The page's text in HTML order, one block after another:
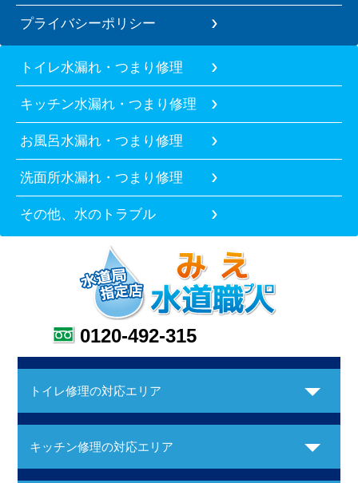
プライバシーポリシー
トイレ水漏れ・つまり修理
キッチン水漏れ・つまり修理
お風呂水漏れ・つまり修理
洗面所水漏れ・つまり修理
その他、水のトラブル
0120-492-315
トイレ修理の対応エリア
キッチン修理の対応エリア